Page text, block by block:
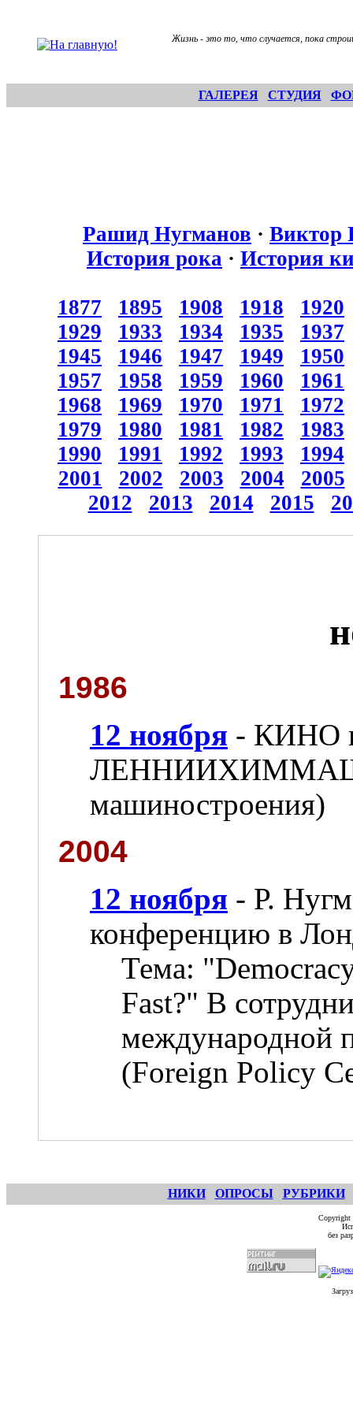
Жизнь - это то, что случается, пока
ГАЛЕРЕЯ СТУДИЯ
Рашид Нугманов · Виктор
История рока · История
1877 1895 1908 1918
1920
1929
1933 1934 1935
1937
1945
1946 1947 1949
1950
1957
1958 1959 1960
1961
1968
1969 1970 1971
1972
1979
1980 1981 1982
1983
1990
1991 1992 1993
1994
2001
2002 2003 2004
2005
2012
2013 2014 2015
1986
12 ноября - КИНО
ЛЕННИИХИММАШ
машиностроения)
2004
12 ноября - Р.
конференцию в
Тема:
Fast?" В
международной
(Foreign Policy
НИКИ ОПРОСЫ РУБРИКИ
без